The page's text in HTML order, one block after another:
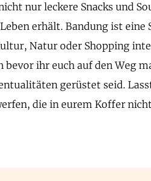
nur leckere Snacks und
erhält. Bandung ist
Natur oder Shopping
bevor ihr euch auf den Weg
gerüstet seid.
die in eurem Koffer